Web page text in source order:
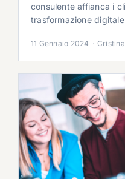
consulente affianca i
trasformazione
11 Gennaio 2024 ·